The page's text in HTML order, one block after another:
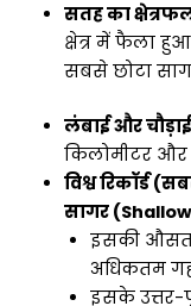
सतह का
क्षेत्र में फैला
सबसे छोटा
लंबाई और
किलोमीटर और
विश्व रिकॉर्ड
सागर
इसकी
अधिकतम
इसके उत्तर-